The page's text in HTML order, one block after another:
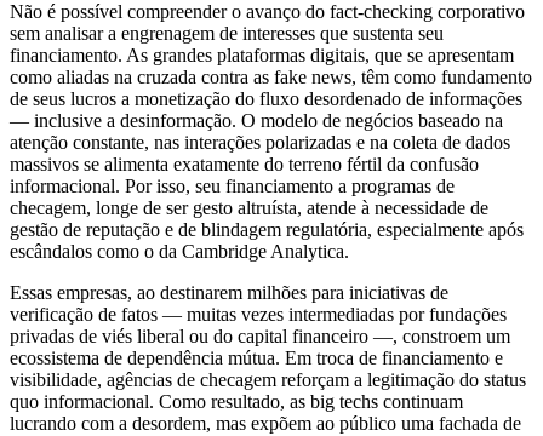
Não é possível compreender o avanço do fact-checking corporativo
sem analisar a engrenagem de interesses que sustenta seu
financiamento. As grandes plataformas digitais, que se apresentam
como aliadas na cruzada contra as fake news, têm como fundamento
de seus lucros a monetização do fluxo desordenado de informações
— inclusive a desinformação. O modelo de negócios baseado na
atenção constante, nas interações polarizadas e na coleta de dados
massivos se alimenta exatamente do terreno fértil da confusão
informacional. Por isso, seu financiamento a programas de
checagem, longe de ser gesto altruísta, atende à necessidade de
gestão de reputação e de blindagem regulatória, especialmente após
escândalos como o da Cambridge Analytica.
Essas empresas, ao destinarem milhões para iniciativas de
verificação de fatos — muitas vezes intermediadas por fundações
privadas de viés liberal ou do capital financeiro —, constroem um
ecossistema de dependência mútua. Em troca de financiamento e
visibilidade, agências de checagem reforçam a legitimação do status
quo informacional. Como resultado, as big techs continuam
lucrando com a desordem, mas expõem ao público uma fachada de